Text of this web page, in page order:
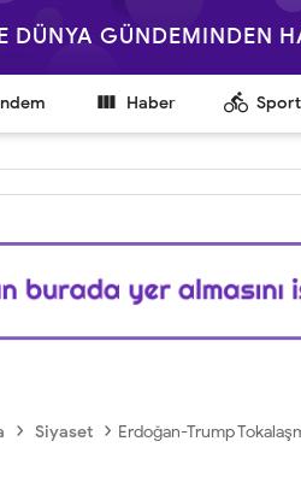
DÜNYA GÜNDEMINDEN
 Haber directions_bike
› Siyaset › Erdoğan-Trump